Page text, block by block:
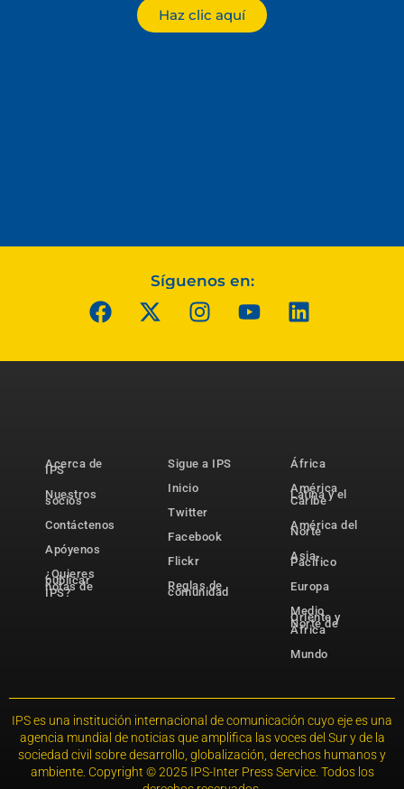
Haz clic aquí
Síguenos en:
Acerca de
IPS
Nuestros
socios
Contáctenos
Apóyenos
¿Quieres
publicar
notas de
IPS?
Sigue a IPS
Inicio
Twitter
Facebook
Flickr
Reglas de
comunidad
África
América
Latina y el
Caribe
América del
Norte
Asia-
Pacífico
Europa
Medio
Oriente y
Norte de
África
Mundo
IPS es una institución internacional de comunicación cuyo eje es una
agencia mundial de noticias que amplifica las voces del Sur y de la
sociedad civil sobre desarrollo, globalización, derechos humanos y
ambiente. Copyright © 2025 IPS-Inter Press Service. Todos los